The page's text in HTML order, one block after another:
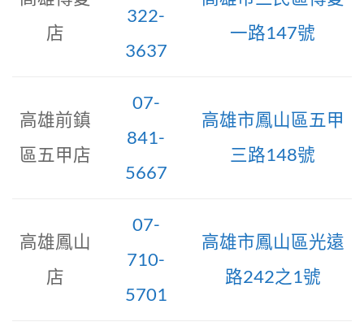
店
322-
3637
一路147號
高雄前鎮
區五甲店
07-
841-
5667
高雄市鳳山區五甲
三路148號
高雄鳳山
店
07-
710-
5701
高雄市鳳山區光遠
路242之1號